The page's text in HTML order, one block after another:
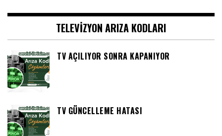
TELEVIZYON ARIZA KODLARI
TV AÇILIYOR SONRA KAPANIYOR
TV GÜNCELLEME HATASI